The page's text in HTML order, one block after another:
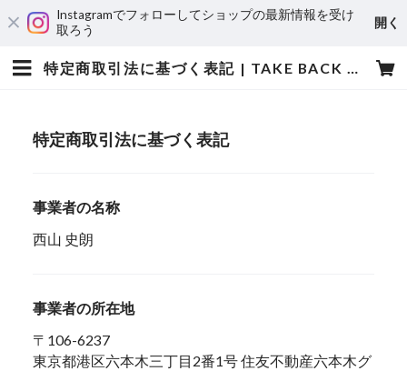
Instagramでフォローしてショップの最新情報を受け
取ろう
開く
特定商取引法に基づく表記 | TAKE BACK THE BEERS! STORE
特定商取引法に基づく表記
事業者の名称
西山 史朗
事業者の所在地
〒106-6237
東京都港区六本木三丁目2番1号 住友不動産六本木グ